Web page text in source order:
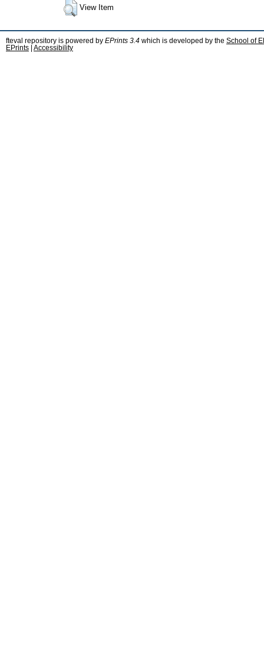
View Item
fteval repository is powered by EPrints 3.4 which is developed by the School of
EPrints
Accessibility